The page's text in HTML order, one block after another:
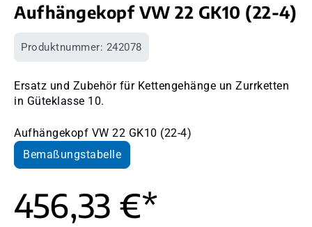
Aufhängekopf VW 22 GK10 (22-4)
Produktnummer: 242078
Ersatz und Zubehör für Kettengehänge un Zurrketten
in Güteklasse 10.
Aufhängekopf VW 22 GK10 (22-4)
Bemaßungstabelle
456,33 €*